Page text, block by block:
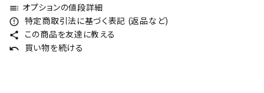
toc オプションの値段詳細
error_outline 特定商取引法に基づく表記 (返品など)
share この商品を友達に教える
undo 買い物を続ける